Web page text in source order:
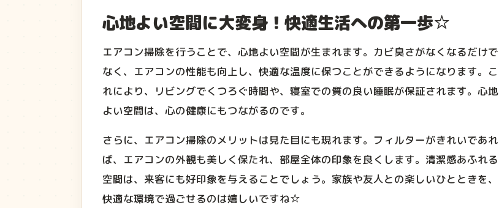
心地よい空間に大変身！快適生活への第一歩☆
エアコン掃除を行うことで、心地よい空間が生まれます。カビ臭さがなくなるだけで
なく、エアコンの性能も向上し、快適な温度に保つことができるようになります。こ
れにより、リビングでくつろぐ時間や、寝室での質の良い睡眠が保証されます。心地
よい空間は、心の健康にもつながるのです。
さらに、エアコン掃除のメリットは見た目にも現れます。フィルターがきれいであれ
ば、エアコンの外観も美しく保たれ、部屋全体の印象を良くします。清潔感あふれる
空間は、来客にも好印象を与えることでしょう。家族や友人との楽しいひとときを、
快適な環境で過ごせるのは嬉しいですね☆